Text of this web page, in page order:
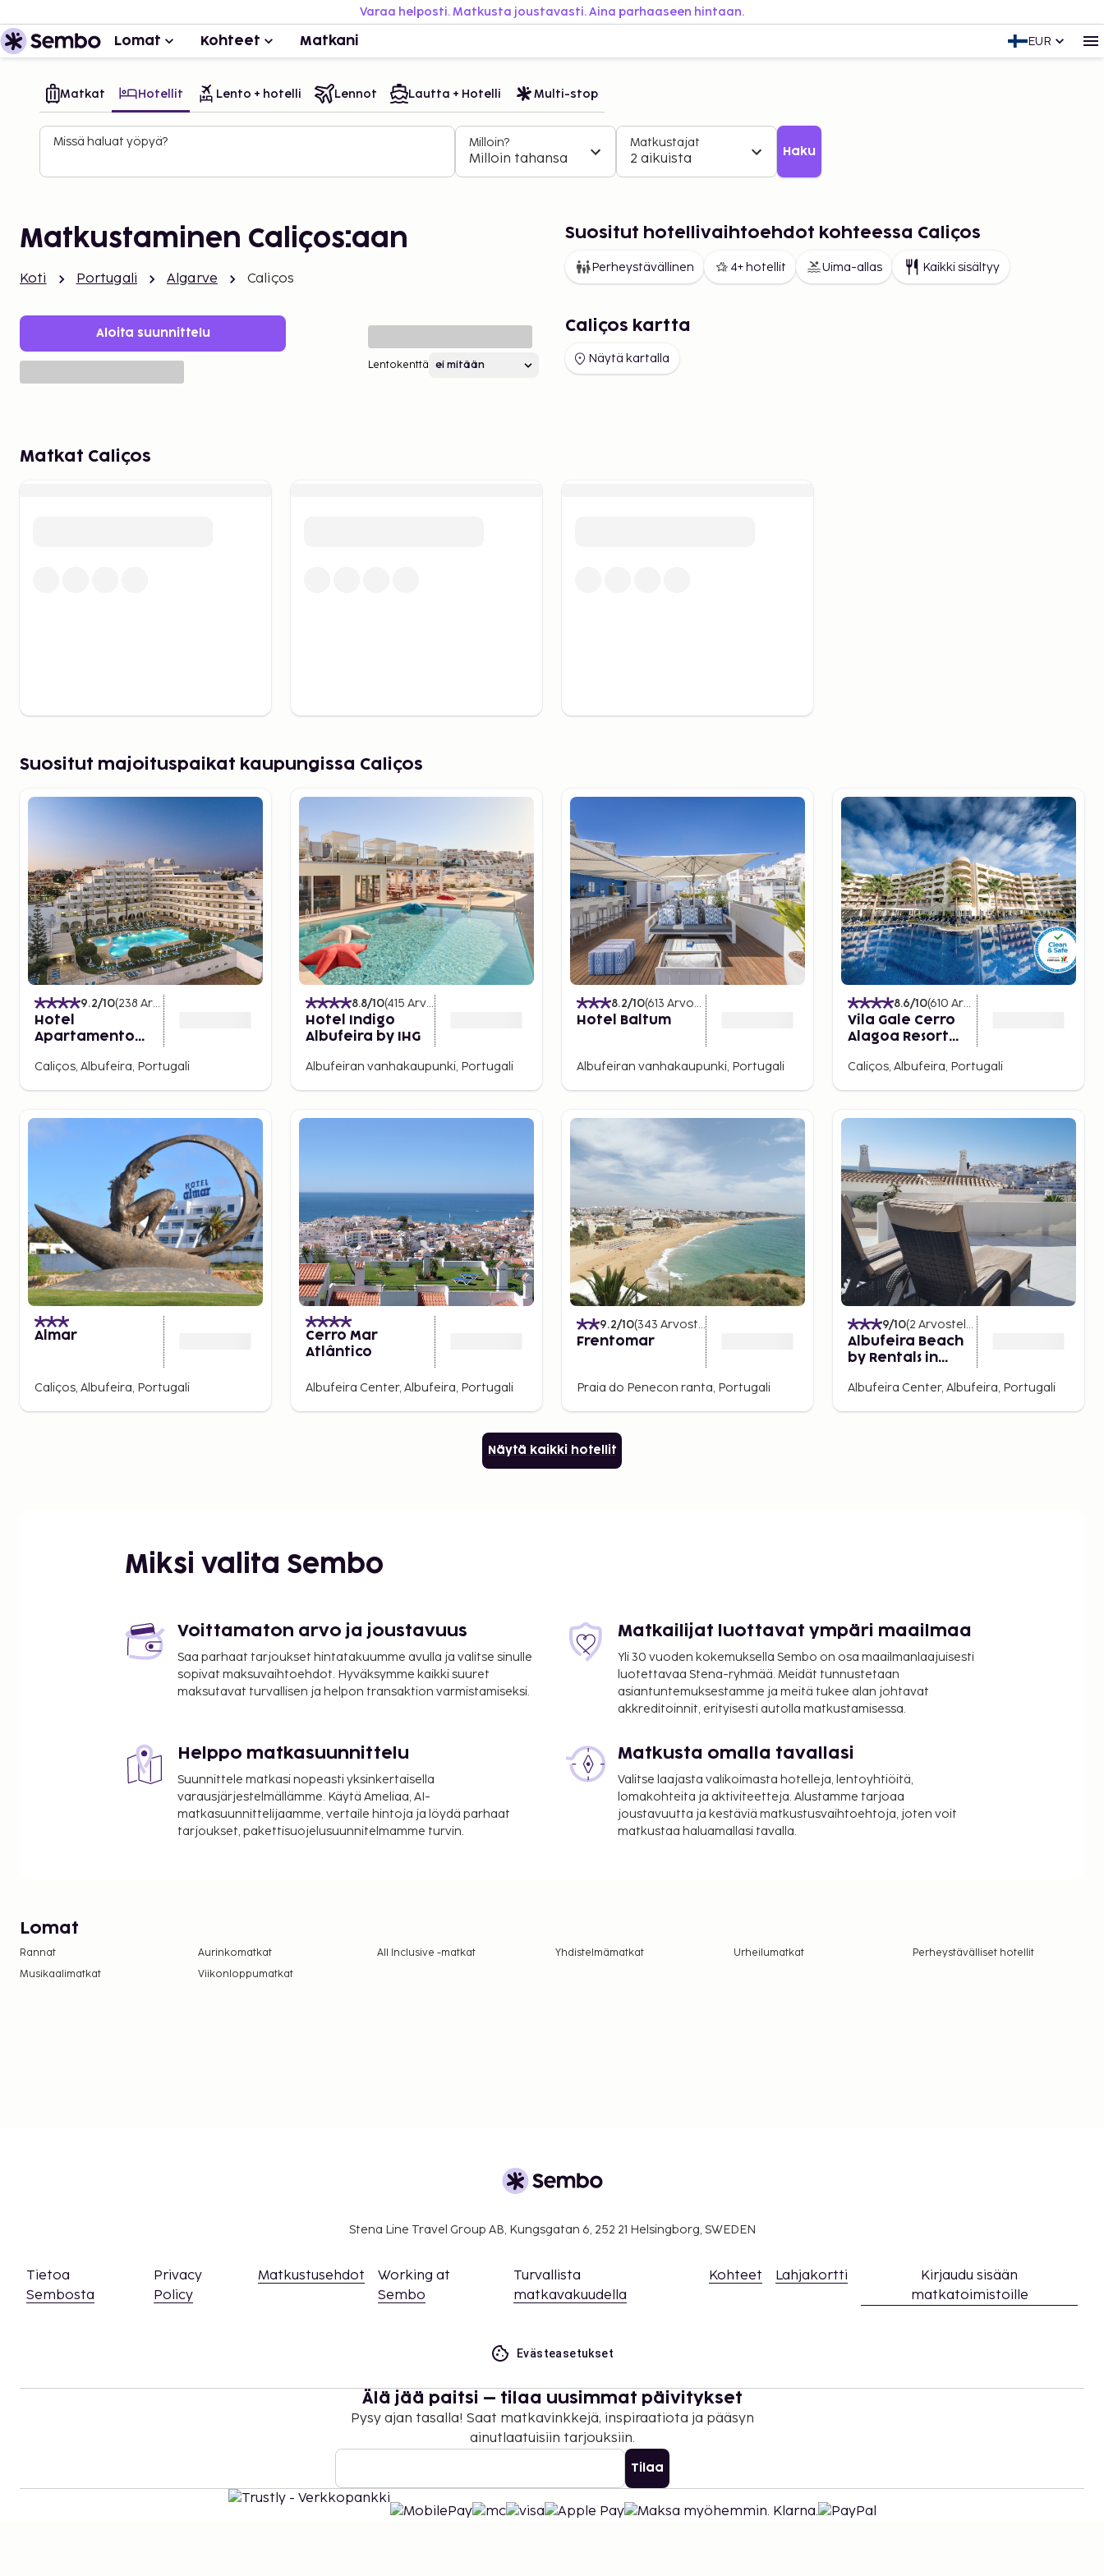
Varaa helposti. Matkusta joustavasti. Aina parhaaseen hintaan.
Lomat Kohteet Matkani EUR
Matkat Hotellit Lento + hotelli Lennot Lautta + Hotelli Multi-stop
Missä haluat yöpyä? Milloin?
Milloin tahansa
Matkustajat
2 aikuista Haku
Matkustaminen Caliços:aan
Koti Portugali Algarve Caliços
Aloita suunnittelu
Lentokenttä
Suositut hotellivaihtoehdot kohteessa Caliços
Perheystävällinen 4+ hotellit Uima-allas Kaikki sisältyy
Caliços kartta
Näytä kartalla
Matkat Caliços
Suositut majoituspaikat kaupungissa Caliços
9.2/10(238 Arvostelut
Hotel
Apartamento
Caliços, Albufeira, Portugali
8.8/10(415 Arvostelut
Hotel Indigo
Albufeira by IHG
Albufeiran vanhakaupunki, Portugali
8.2/10(613 Arvostelut
Hotel Baltum
Albufeiran vanhakaupunki, Portugali
8.6/10(610 Arvostelut
Vila Gale Cerro
Alagoa Resort
Caliços, Albufeira, Portugali
Almar
Caliços, Albufeira, Portugali
Cerro Mar
Atlântico
Albufeira Center, Albufeira, Portugali
9.2/10(343 Arvostelut
Frentomar
Praia do Penecon ranta, Portugali
9/10(2 Arvostelut
Albufeira Beach
by Rentals in
Albufeira Center, Albufeira, Portugali
Näytä kaikki hotellit
Miksi valita Sembo
Voittamaton arvo ja joustavuus
Saa parhaat tarjoukset hintatakuumme avulla ja valitse sinulle
sopivat maksuvaihtoehdot. Hyväksymme kaikki suuret
maksutavat turvallisen ja helpon transaktion varmistamiseksi.
Matkailijat luottavat ympäri maailmaa
Yli 30 vuoden kokemuksella Sembo on osa maailmanlaajuisesti
luotettavaa Stena-ryhmää. Meidät tunnustetaan
asiantuntemuksestamme ja meitä tukee alan johtavat
akkreditoinnit, erityisesti autolla matkustamisessa.
Helppo matkasuunnittelu
Suunnittele matkasi nopeasti yksinkertaisella
varausjärjestelmällämme. Käytä Ameliaa, AI-
matkasuunnittelijaamme, vertaile hintoja ja löydä parhaat
tarjoukset, pakettisuojelusuunnitelmamme turvin.
Matkusta omalla tavallasi
Valitse laajasta valikoimasta hotelleja, lentoyhtiöitä,
lomakohteita ja aktiviteetteja. Alustamme tarjoaa
joustavuutta ja kestäviä matkustusvaihtoehtoja, joten voit
matkustaa haluamallasi tavalla.
Lomat
Rannat Aurinkomatkat All Inclusive -matkat Yhdistelmämatkat Urheilumatkat
Perheystävälliset hotellit
Musikaalimatkat
Viikonloppumatkat
Stena Line Travel Group AB, Kungsgatan 6, 252 21 Helsingborg, SWEDEN
Tietoa
Sembosta
Privacy
Policy
Matkustusehdot
Working at
Sembo
Turvallista
matkavakuudella
Kohteet Lahjakortti
Kirjaudu sisään
matkatoimistoille
Evästeasetukset
Älä jää paitsi – tilaa uusimmat päivitykset
Pysy ajan tasalla! Saat matkavinkkejä, inspiraatiota ja pääsyn
ainutlaatuisiin tarjouksiin.
Tilaa